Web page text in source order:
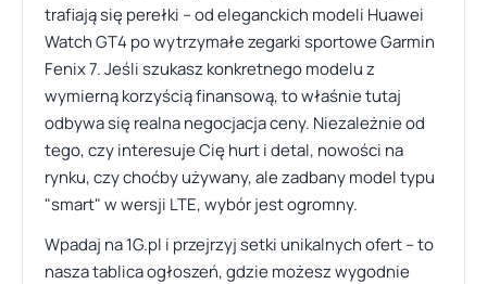
trafiają się perełki – od eleganckich modeli Huawei
Watch GT4 po wytrzymałe zegarki sportowe Garmin
Fenix 7. Jeśli szukasz konkretnego modelu z
wymierną korzyścią finansową, to właśnie tutaj
odbywa się realna negocjacja ceny. Niezależnie od
tego, czy interesuje Cię hurt i detal, nowości na
rynku, czy choćby używany, ale zadbany model typu
"smart" w wersji LTE, wybór jest ogromny.
Wpadaj na 1G.pl i przejrzyj setki unikalnych ofert – to
nasza tablica ogłoszeń, gdzie możesz wygodnie